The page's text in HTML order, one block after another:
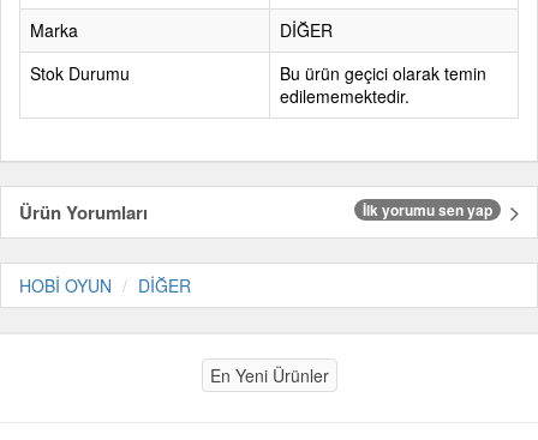
Marka
DİĞER
Stok Durumu
Bu ürün geçici olarak temin
edilememektedir.
Ürün Yorumları İlk yorumu sen yap
HOBİ OYUN DİĞER
En Yeni Ürünler